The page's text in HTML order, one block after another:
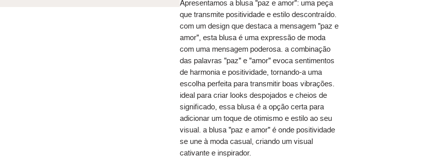
Apresentamos a blusa "paz e amor": uma peça
que transmite positividade e estilo descontraído.
com um design que destaca a mensagem "paz e
amor", esta blusa é uma expressão de moda
com uma mensagem poderosa. a combinação
das palavras "paz" e "amor" evoca sentimentos
de harmonia e positividade, tornando-a uma
escolha perfeita para transmitir boas vibrações.
ideal para criar looks despojados e cheios de
significado, essa blusa é a opção certa para
adicionar um toque de otimismo e estilo ao seu
visual. a blusa "paz e amor" é onde positividade
se une à moda casual, criando um visual
cativante e inspirador.